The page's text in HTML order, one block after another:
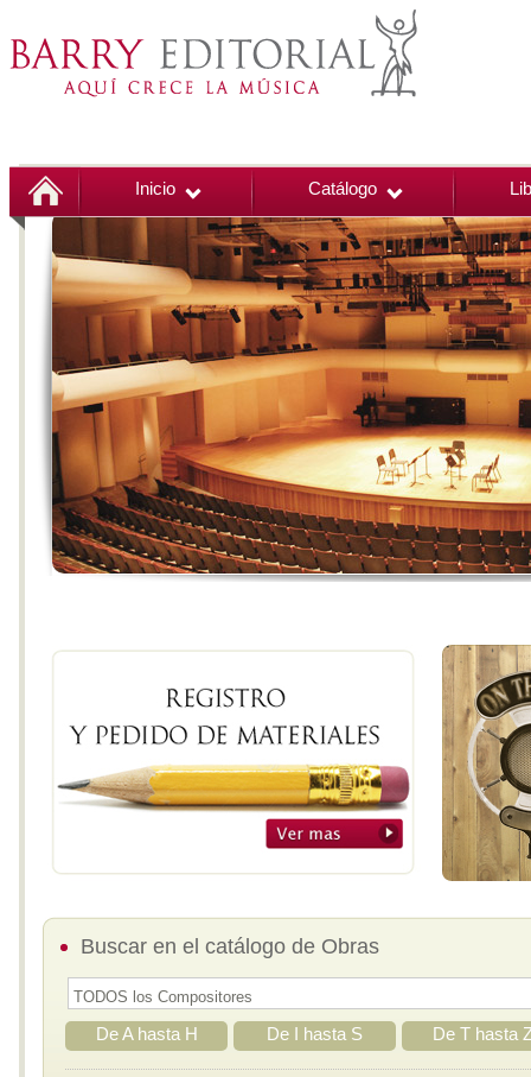
Inicio Catálogo
Buscar en el catálogo de Obras
De A hasta H De I hasta S De T hasta